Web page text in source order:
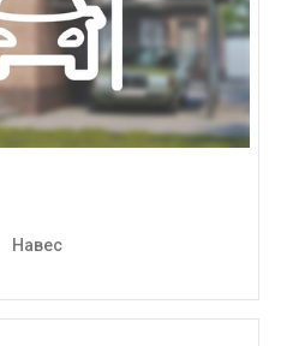
Навес